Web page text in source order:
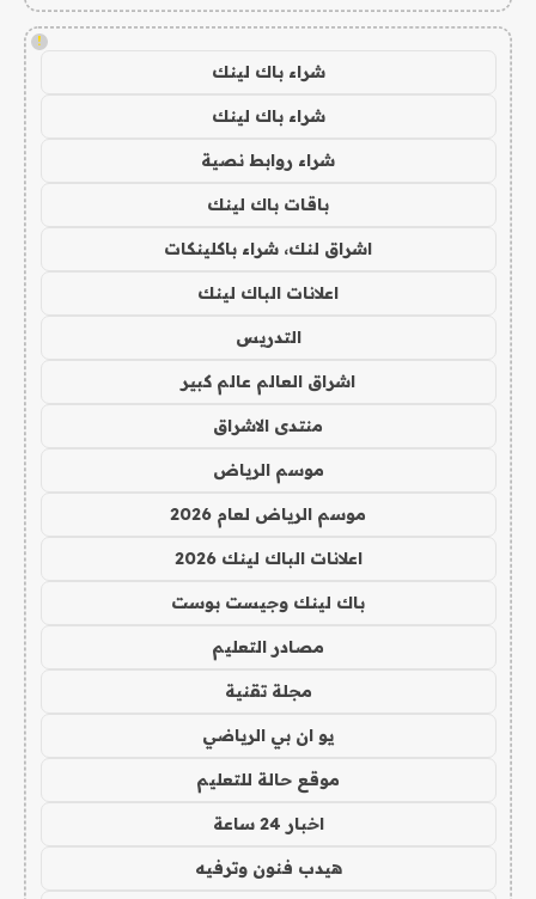
!
شراء باك لينك
شراء باك لينك
شراء روابط نصية
باقات باك لينك
اشراق لنك، شراء باكلينكات
اعلانات الباك لينك
التدريس
اشراق العالم عالم كبير
منتدى الاشراق
موسم الرياض
موسم الرياض لعام 2026
اعلانات الباك لينك 2026
باك لينك وجيست بوست
مصادر التعليم
مجلة تقنية
يو ان بي الرياضي
موقع حالة للتعليم
اخبار 24 ساعة
هيدب فنون وترفيه